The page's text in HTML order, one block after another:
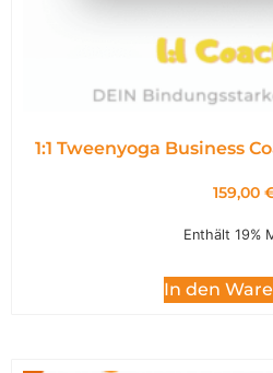
1:1 Tweenyoga Business
159,00
Enthält 19%
In den